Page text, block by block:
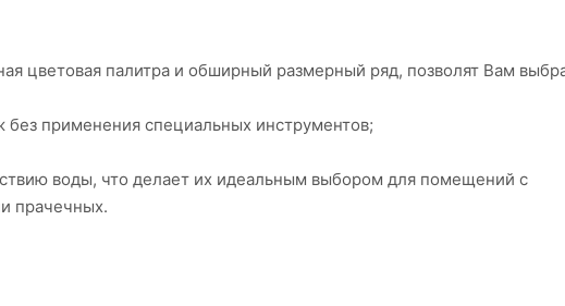
цветовая палитра и обширный размерный ряд, позволят Вам
без применения специальных инструментов;
воды, что делает их идеальным выбором для помещений с
прачечных.